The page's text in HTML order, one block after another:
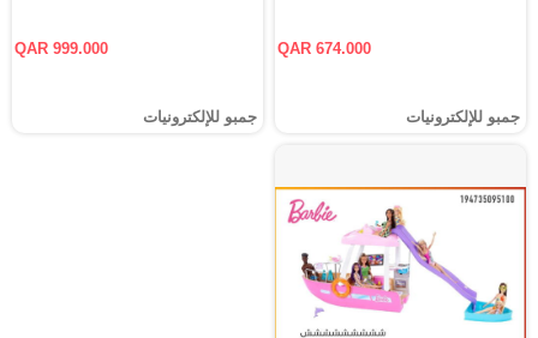
QAR 674.000
جمبو للإلكترونيات
QAR 999.000
جمبو للإلكترونيات